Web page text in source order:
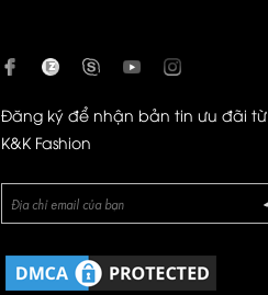
Đăng ký để nhận bản tin ưu đãi từ
K&K Fashion